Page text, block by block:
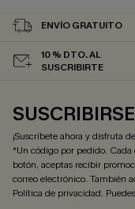
ENVÍO GRATUITO
10 % DTO. AL
SUSCRIBIRTE
¡Suscríbete ahora y disfruta
*Un código por pedido.
botón, aceptas recibir
correo electrónico. También
Política de privacidad.